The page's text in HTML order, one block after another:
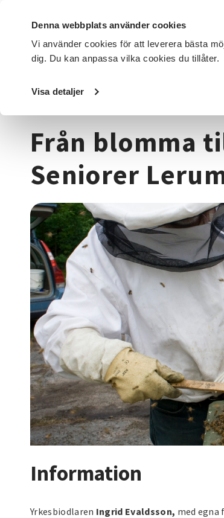
Denna webbplats använder cookies
Vi använder cookies för att leverera bästa
dig. Du kan anpassa vilka cookies du tillåter.
Visa detaljer
DET HÄR GÖR VI FÖR DIG SOM SÖK KURSER
Startsida / Kurser och evenemang
Från blomma
Seniorer
Information
Yrkesbiodlaren Ingrid Evaldsson, med